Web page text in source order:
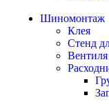
Шиномонтаж
Клея
Стенд
Вентиля